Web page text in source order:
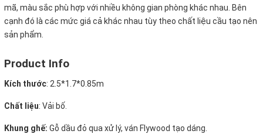
mã, màu sắc phù hợp với nhiều không gian phòng khác nhau. Bên
cạnh đó là các mức giá cả khác nhau tùy theo chất liệu cầu tạo nên
sản phẩm.
Product Info
Kích thước: 2.5*1.7*0.85m
Chất liệu: Vải bố.
Khung ghế: Gỗ dầu đỏ qua xử lý, ván Flywood tạo dáng.